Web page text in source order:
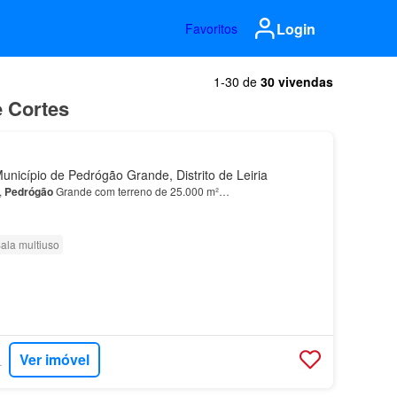
Favoritos Login
1-30 de 30 vivendas
Cortes
de Pedrógão Grande, Distrito de Leiria
PedrógãoGrande com terreno de 25.000 m²…
multiuso
Ver imóvel